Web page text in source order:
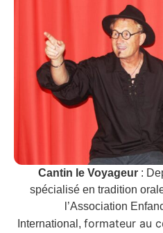
Cantin le Voyageur :
spécialisé en tradition
l’Association
International, formateur au